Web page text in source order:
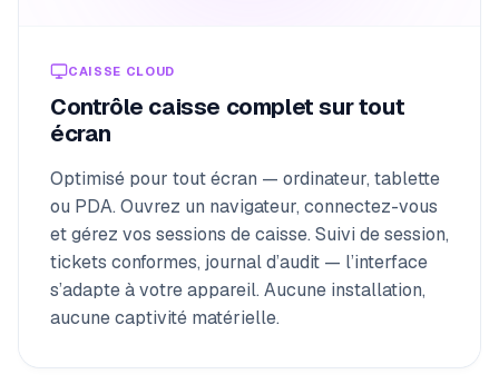
CAISSE CLOUD
Contrôle caisse complet sur tout
écran
Optimisé pour tout écran — ordinateur, tablette
ou PDA. Ouvrez un navigateur, connectez-vous
et gérez vos sessions de caisse. Suivi de session,
tickets conformes, journal d’audit — l’interface
s’adapte à votre appareil. Aucune installation,
aucune captivité matérielle.